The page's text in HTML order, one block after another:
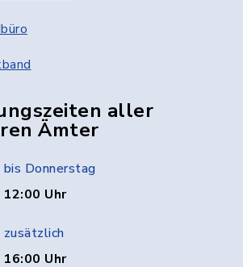
aller
Ämter
Donnerstag
Uhr
Uhr